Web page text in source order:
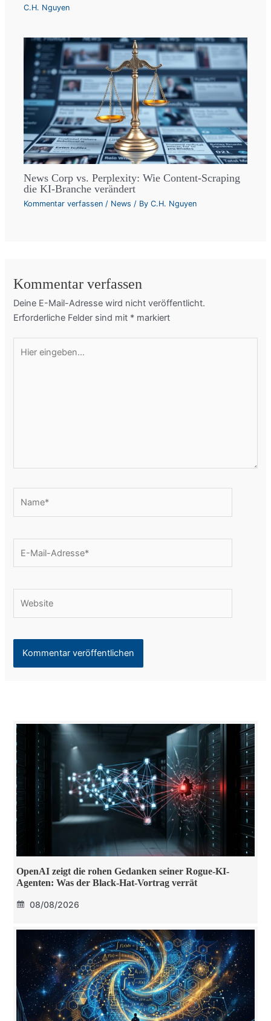
C.H. Nguyen
News Corp vs. Perplexity: Wie Content-Scraping
die KI-Branche verändert
Kommentar verfassen / News / ByC.H. Nguyen
Kommentar verfassen
Deine E-Mail-Adresse wird nicht veröffentlicht.
Erforderliche Felder sind mit * markiert
eingeben…
Mail-
OpenAI zeigt die rohen Gedanken seiner Rogue-KI-
Agenten: Was der Black-Hat-Vortrag verrät
08/08/2026